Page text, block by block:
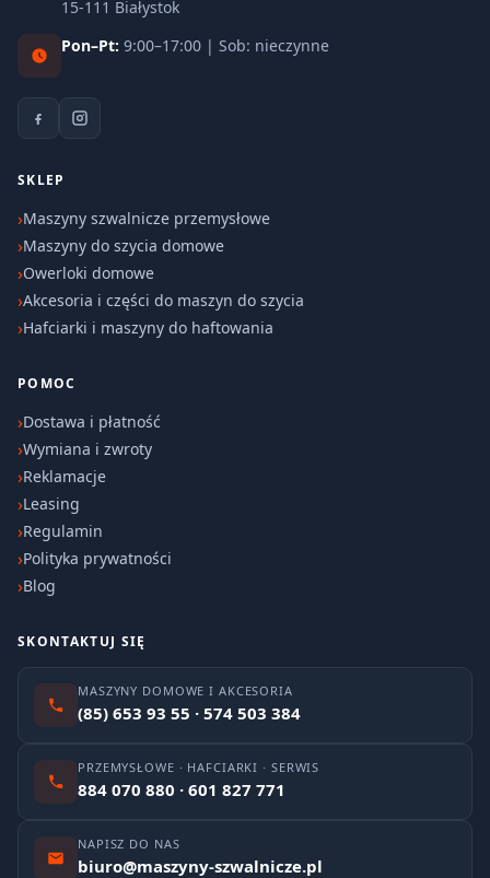
15-111 Białystok
Pon–Pt: 9:00–17:00 | Sob: nieczynne
SKLEP
Maszyny szwalnicze przemysłowe
Maszyny do szycia domowe
Owerloki domowe
Akcesoria i części do maszyn do szycia
Hafciarki i maszyny do haftowania
POMOC
Dostawa i płatność
Wymiana i zwroty
Reklamacje
Leasing
Regulamin
Polityka prywatności
Blog
SKONTAKTUJ SIĘ
MASZYNY DOMOWE I AKCESORIA
(85) 653 93 55 · 574 503 384
PRZEMYSŁOWE · HAFCIARKI · SERWIS
884 070 880 · 601 827 771
NAPISZ DO NAS
biuro@maszyny-szwalnicze.pl